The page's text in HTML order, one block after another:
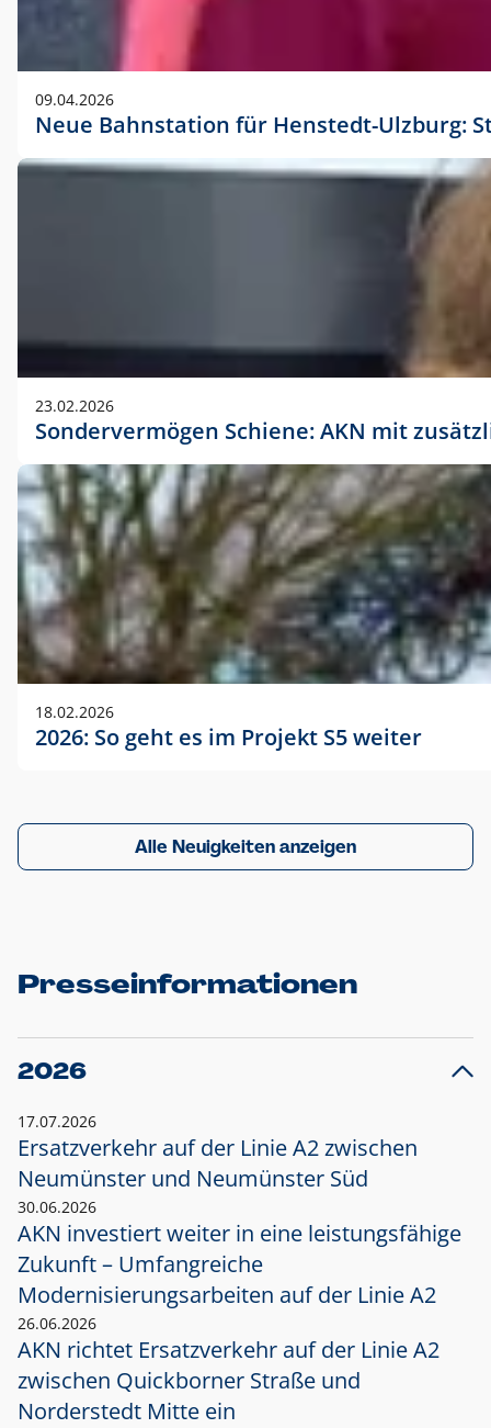
09.04.2026
Neue Bahnstation für Henstedt-Ulzburg:
23.02.2026
Sondervermögen Schiene: AKN mit
18.02.2026
2026: So geht es im Projekt S5 weiter
Alle Neuigkeiten anzeigen
Presseinformationen
2026
17.07.2026
Ersatzverkehr auf der Linie A2 zwischen
Neumünster und Neumünster Süd
30.06.2026
AKN investiert weiter in eine leistungsfähige
Zukunft – Umfangreiche
Modernisierungsarbeiten auf der Linie A2
26.06.2026
AKN richtet Ersatzverkehr auf der Linie A2
zwischen Quickborner Straße und
Norderstedt Mitte ein